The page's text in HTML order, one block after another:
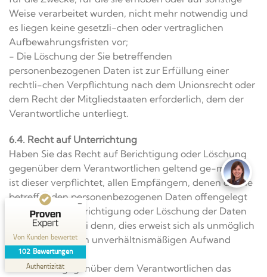
Weise verarbeitet wurden, nicht mehr notwendig und
es liegen keine gesetzli-chen oder vertraglichen
Aufbewahrungsfristen vor;
- Die Löschung der Sie betreffenden
personenbezogenen Daten ist zur Erfüllung einer
rechtli-chen Verpflichtung nach dem Unionsrecht oder
dem Recht der Mitgliedstaaten erforderlich, dem der
Verantwortliche unterliegt.
6.4. Recht auf Unterrichtung
Haben Sie das Recht auf Berichtigung oder Löschung
gegenüber dem Verantwortlichen geltend ge-macht,
ist dieser verpflichtet, allen Empfängern, denen die Sie
betreffenden personenbezogenen Daten offengelegt
wurden, diese Berichtigung oder Löschung der Daten
mitzuteilen, es sei denn, dies erweist sich als unmöglich
oder ist mit einem unverhältnismäßigen Aufwand
verbunden.
Ihnen steht gegenüber dem Verantwortlichen das
Von Kunden bewertet
102 Bewertungen
Authentizität
Kundenbewertungen und Erfahrungen zu
SVS Sach-Verständigen-Stelle für Kfz-Gutachten
Techn...
100
%
Empfehlungen auf
ProvenExpert.com
SEHR GUT
5,00
/
5,00
4
Bewertungen auf
ProvenExpert.com
98
Bewertungen von
anderen Quellen
Blick aufs ProvenExpert-Profil werfen
02.08.2026